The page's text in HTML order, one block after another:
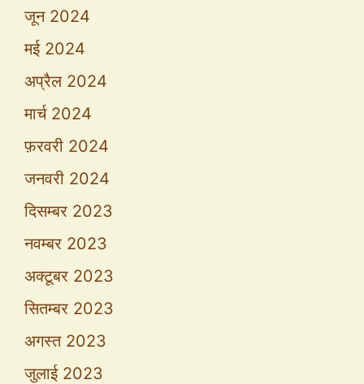
जून 2024
मई 2024
अप्रैल 2024
मार्च 2024
फ़रवरी 2024
जनवरी 2024
दिसम्बर 2023
नवम्बर 2023
अक्टूबर 2023
सितम्बर 2023
अगस्त 2023
जुलाई 2023